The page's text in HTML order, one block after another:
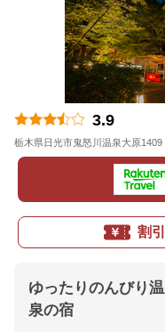
3.9
栃木県日光市鬼怒川温泉大原1409
割
ゆったりのんびり
泉の宿